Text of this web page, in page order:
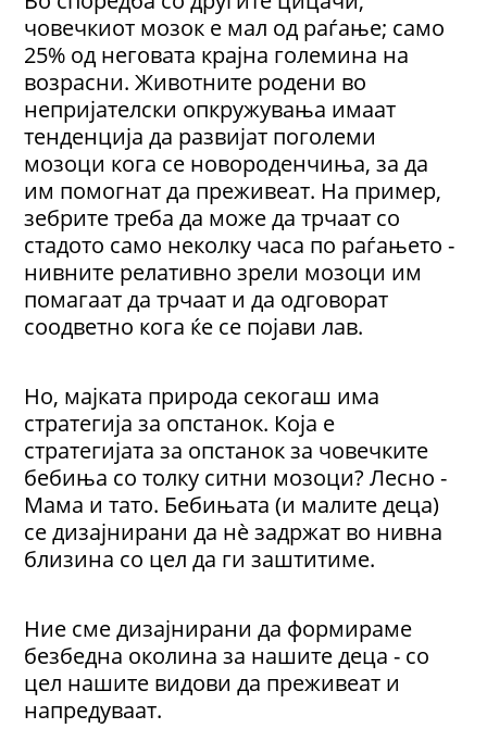
човечкиот мозок е мал од раѓање; само
25% од неговата крајна големина на
возрасни. Животните родени во
непријателски опкружувања имаат
тенденција да развијат поголеми
мозоци кога се новороденчиња, за да
им помогнат да преживеат. На пример,
зебрите треба да може да трчаат со
стадото само неколку часа по раѓањето -
нивните релативно зрели мозоци им
помагаат да трчаат и да одговорат
соодветно кога ќе се појави лав.
Но, мајката природа секогаш има
стратегија за опстанок. Која е
стратегијата за опстанок за човечките
бебиња со толку ситни мозоци? Лесно -
Мама и тато. Бебињата (и малите деца)
се дизајнирани да нè задржат во нивна
близина со цел да ги заштитиме.
Ние сме дизајнирани да формираме
безбедна околина за нашите деца - со
цел нашите видови да преживеат и
напредуваат.